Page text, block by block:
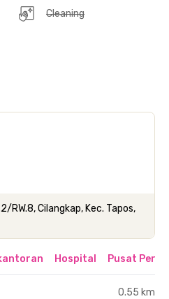
Cleaning
RW.8, Cilangkap, Kec. Tapos,
Hospital Pusat
0.55 km